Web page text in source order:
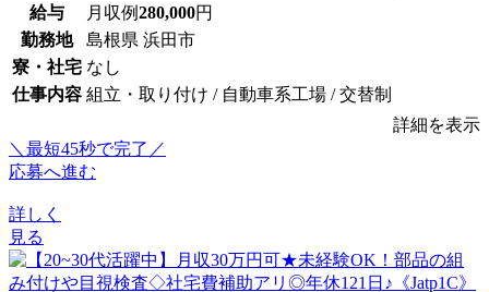
給与 月収例280,000円
勤務地
島根県 浜田市
寮・社宅 なし
仕事内容 組立・取り付け / 自動車系工場 / 交替制
詳細を表示
＼最短45秒で完了／
応募へ進む
詳しく
見る